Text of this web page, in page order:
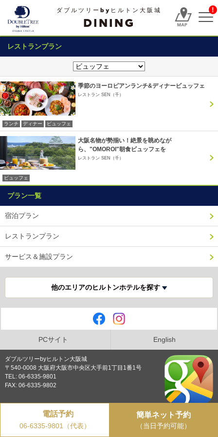
ダブルツリーbyヒルトン大阪城
DINING
!
レストランプラン
季節のヨーロピアンランチ&ディナービュッフェ
レストラン SEN（千）
ランチ ディナー ビュッフェ
大阪名物が勢揃い！絶景を眺めなが
ら、"OMOROI"朝食ビュッフェを
レストラン SEN（千）
ビュッフェ
プラン一覧
宿泊プラン
レストランプラン
サービス＆施設プラン
他のエリアのヒルトンホテルを探す
PCサイト English
ダブルツリーbyヒルトン大阪城
〒540-0008 大阪府大阪市中央区大手前1丁目1番1号
TEL: 06-6335-9801
FAX: 06-6335-9802
プライバシーポリシー
Copyright © DoubleTree by Hilton Osaka Castle all rights reserved.
電話予約
06-6335-9801（代表）
簡単ネット予約
（当日予約可能）